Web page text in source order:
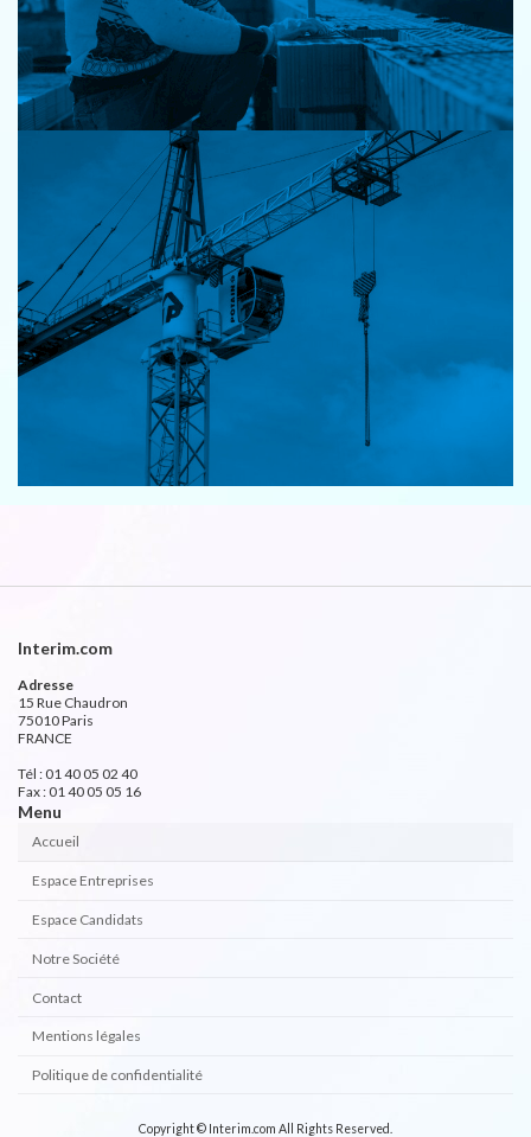
Interim.com
Adresse
15 Rue Chaudron
75010 Paris
FRANCE
Tél : 01 40 05 02 40
Fax : 01 40 05 05 16
Menu
Accueil
Espace Entreprises
Espace Candidats
Notre Société
Contact
Mentions légales
Politique de confidentialité
Copyright © Interim.com All Rights Reserved.